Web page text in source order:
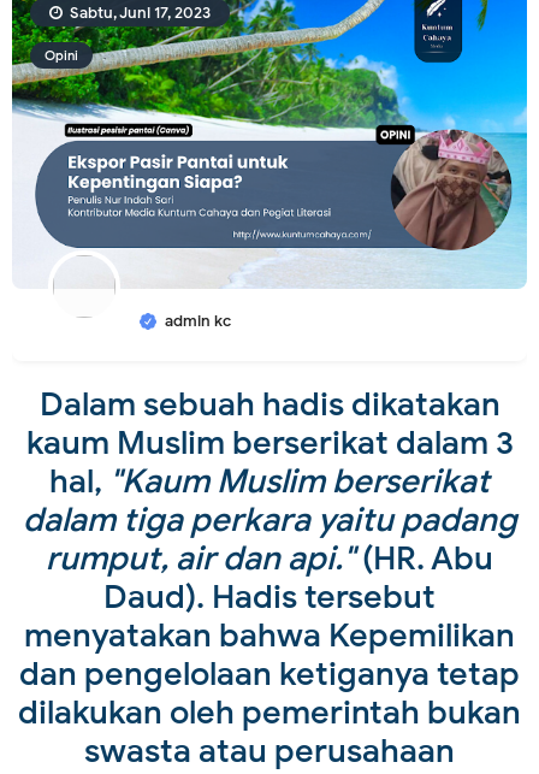
Opini
admin kc
Sabtu, Juni 17, 2023
Dalam sebuah hadis dikatakan
kaum Muslim berserikat dalam 3
hal, "Kaum Muslim berserikat
dalam tiga perkara yaitu padang
rumput, air dan api." (HR. Abu
Daud). Hadis tersebut
menyatakan bahwa Kepemilikan
dan pengelolaan ketiganya tetap
dilakukan oleh pemerintah bukan
swasta atau perusahaan